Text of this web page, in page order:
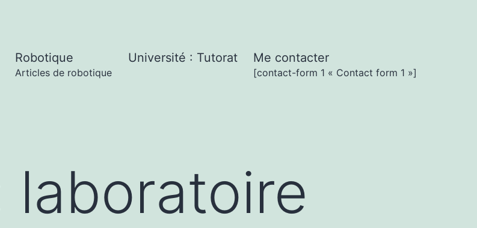
Robotique
Articles de robotique
Université : Tutorat Me contacter
[contact-form 1 « Contact form 1 »]
laboratoire